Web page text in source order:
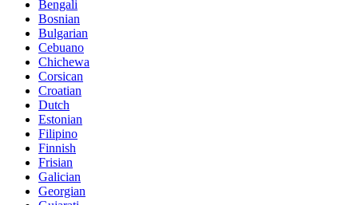
Bengali
Bosnian
Bulgarian
Cebuano
Chichewa
Corsican
Croatian
Dutch
Estonian
Filipino
Finnish
Frisian
Galician
Georgian